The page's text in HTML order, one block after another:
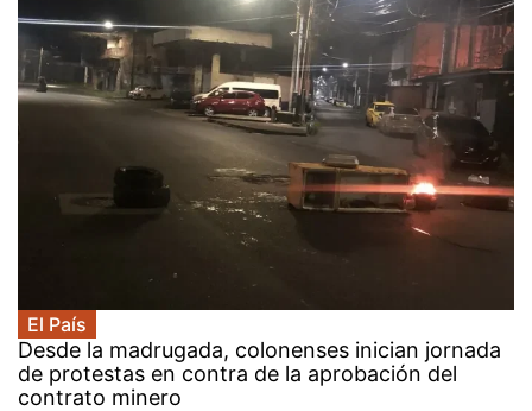
El País
Desde la madrugada, colonenses inician jornada
de protestas en contra de la aprobación del
contrato minero